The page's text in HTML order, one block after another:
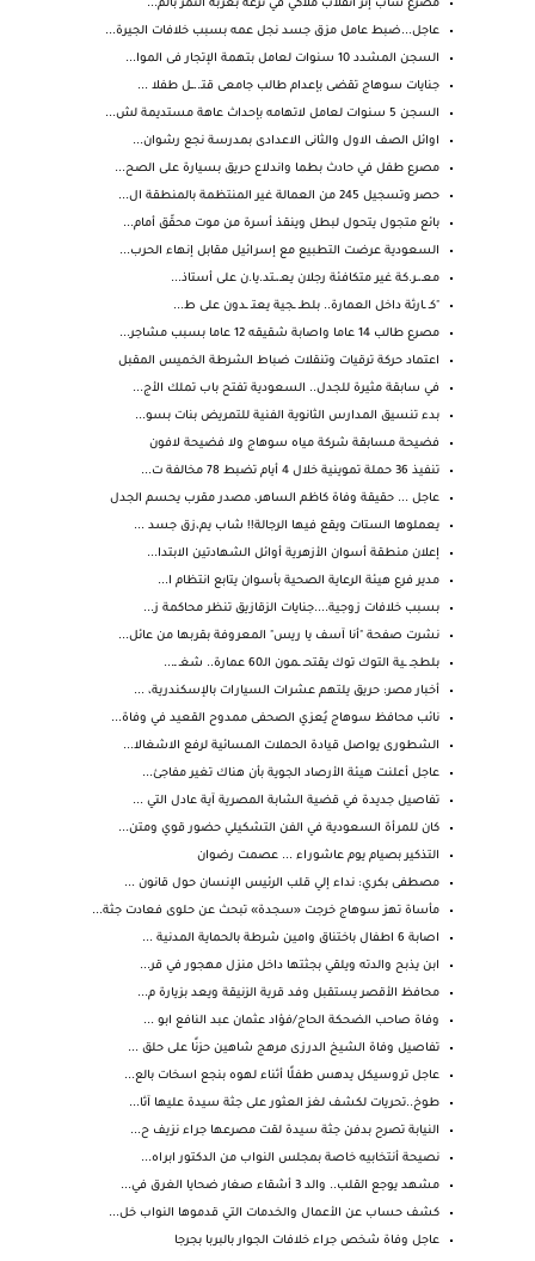
مصرع شاب إثر انقلاب ملاكي في ترعة بعزبة النمر بالم...
عاجل...ضبط عامل مزق جسد نجل عمه بسبب خلافات الجيرة...
السجن المشدد 10 سنوات لعامل بتهمة الإتجار فى الموا...
جنايات سوهاج تقضى بإعدام طالب جامعى قتـ..ــل طفلا ...
السجن 5 سنوات لعامل لاتهامه بإحداث عاهة مستديمة لش...
اوائل الصف الاول والثانى الاعدادى بمدرسة نجع رشوان...
مصرع طفل في حادث بطما واندلاع حريق بسيارة على الصح...
حصر وتسجيل 245 من العمالة غير المنتظمة بالمنطقة ال...
بائع متجول يتحول لبطل وينقذ أسرة من موت محقّق أمام...
السعودية عرضت التطبيع مع إسرائيل مقابل إنهاء الحرب...
معـ،ـر.كة غير متكافئة رجلان يعـ،ـتد.يا.ن على أستاذ...
"كـ ـارثة داخل العمارة.. بلطـ ـجية يعتـ ـدون على ط...
مصرع طالب 14 عاما واصابة شقيقه 12 عاما بسبب مشاجر...
اعتماد حركة ترقيات وتنقلات ضباط الشرطة الخميس المقبل
في سابقة مثيرة للجدل.. السعودية تفتح باب تملك الأج...
بدء تنسيق المدارس الثانوية الفنية للتمريض بنات بسو...
فضيحة مسابقة شركة مياه سوهاج ولا فضيحة لافون
تنفيذ 36 حملة تموينية خلال 4 أيام تضبط 78 مخالفة ت...
عاجل ... حقيقة وفاة كاظم الساهر، مصدر مقرب يحسم الجدل
يعملوها الستات ويقع فيها الرجالة!! شاب يم،زق جسد ...
إعلان منطقة أسوان الأزهرية أوائل الشهادتين الابتدا...
مدير فرع هيئة الرعاية الصحية بأسوان يتابع انتظام ا...
بسبب خلافات زوجية....جنايات الزقازيق تنظر محاكمة ز...
نشرت صفحة "أنا آسف يا ريس" المعروفة بقربها من عائل...
بلطجـ ـية التوك توك يقتحـ ـمون الـ60 عمارة.. شغـ ـ...
أخبار مصر: حريق يلتهم عشرات السيارات بالإسكندرية، ...
نائب محافظ سوهاج يُعزي الصحفى ممدوح القعيد في وفاة...
الشطورى يواصل قيادة الحملات المسائية لرفع الاشغالا...
عاجل أعلنت هيئة الأرصاد الجوية بأن هناك تغير مفاجئ...
تفاصيل جديدة في قضية الشابة المصرية آية عادل التي ...
كان للمرأة السعودية في الفن التشكيلي حضور قوي ومتن...
التذكير بصيام يوم عاشوراء ... عصمت رضوان
مصطفى بكري: نداء إلي قلب الرئيس الإنسان حول قانون ...
مأساة تهز سوهاج خرجت «سجدة» تبحث عن حلوى فعادت جثة...
اصابة 6 اطفال باختناق وامين شرطة بالحماية المدنية ...
ابن يذبح والدته ويلقي بجثتها داخل منزل مهجور في قر...
محافظ الأقصر يستقبل وفد قرية الزنيقة ويعد بزيارة م...
وفاة صاحب الضحكة الحاج/فؤاد عثمان عبد النافع ابو ...
تفاصيل وفاة الشيخ الدرزى مرهج شاهين حزنًا على حلق ...
عاجل تروسيكل يدهس طفلًا أثناء لهوه بنجع اسخات بالع...
طوخ..تحريات لكشف لغز العثور على جثة سيدة عليها آثا...
النيابة تصرح بدفن جثة سيدة لقت مصرعها جراء نزيف ح...
نصيحة أنتخابيه خاصة بمجلس النواب من الدكتور ابراه...
مشهد يوجع القلب.. والد 3 أشقاء صغار ضحايا الغرق في...
كشف حساب عن الأعمال والخدمات التي قدموها النواب خل...
عاجل وفاة شخص جراء خلافات الجوار بالبربا بجرجا